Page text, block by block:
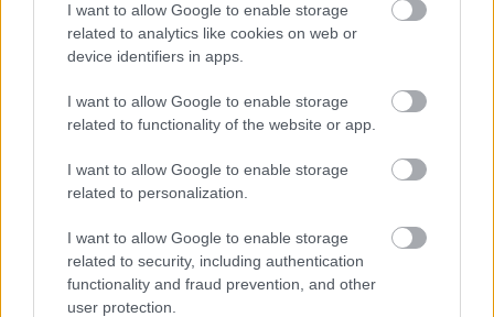
I want to allow Google to enable storage
related to analytics like cookies on web or
device identifiers in apps.
I want to allow Google to enable storage
related to functionality of the website or app.
I want to allow Google to enable storage
related to personalization.
I want to allow Google to enable storage
related to security, including authentication
functionality and fraud prevention, and other
user protection.
AUTOMOBIL / 2018. MÁJ. 14.
Kamionos Fesztivál 2018 – ezúttal
Győrben!
A kamionos találkozót kettős céllal hoztuk létre. Egyrészről,